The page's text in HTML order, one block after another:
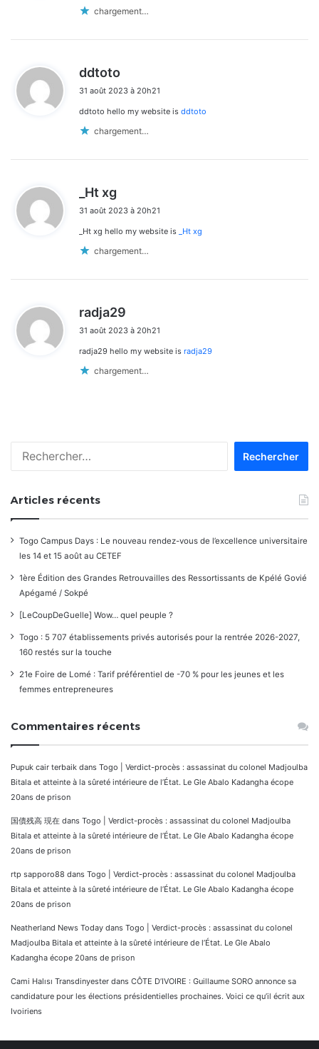
chargement…
ddtoto
t
31 août 2023 à 20h21
ddtoto hello my website is ddtoto
chargement…
_Ht xg
t
31 août 2023 à 20h21
_Ht xg hello my website is _Ht xg
chargement…
radja29
t
31 août 2023 à 20h21
radja29 hello my website is radja29
chargement…
Articles récents
Togo Campus Days : Le nouveau rendez-vous de l’excellence universitaire
les 14 et 15 août au CETEF
1ère Édition des Grandes Retrouvailles des Ressortissants de Kpélé Govié
Apégamé / Sokpé
[LeCoupDeGuelle] Wow… quel peuple ?
Togo : 5 707 établissements privés autorisés pour la rentrée 2026-2027,
160 restés sur la touche
21e Foire de Lomé : Tarif préférentiel de -70 % pour les jeunes et les
femmes entrepreneures
Commentaires récents
Pupuk cair terbaik dans Togo | Verdict-procès : assassinat du colonel Madjoulba
Bitala et atteinte à la sûreté intérieure de l’État. Le Gle Abalo Kadangha écope
20ans de prison
国債残高 現在 dans Togo | Verdict-procès : assassinat du colonel Madjoulba
Bitala et atteinte à la sûreté intérieure de l’État. Le Gle Abalo Kadangha écope
20ans de prison
rtp sapporo88 dans Togo | Verdict-procès : assassinat du colonel Madjoulba
Bitala et atteinte à la sûreté intérieure de l’État. Le Gle Abalo Kadangha écope
20ans de prison
Neatherland News Today dans Togo | Verdict-procès : assassinat du colonel
Madjoulba Bitala et atteinte à la sûreté intérieure de l’État. Le Gle Abalo
Kadangha écope 20ans de prison
Cami Halısı Transdinyester dans CÔTE D’IVOIRE : Guillaume SORO annonce sa
candidature pour les élections présidentielles prochaines. Voici ce qu’il écrit aux
Ivoiriens